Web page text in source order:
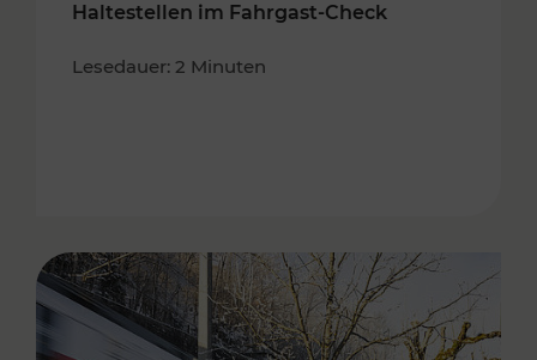
Haltestellen im Fahrgast-Check
Lesedauer: 2 Minuten